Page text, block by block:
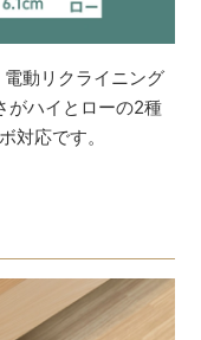
動リクライニング
がハイとローの2種
対応です。